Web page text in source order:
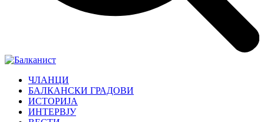
ЧЛАНЦИ
БАЛКАНСКИ ГРАДОВИ
ИСТОРИЈА
ИНТЕРВЈУ